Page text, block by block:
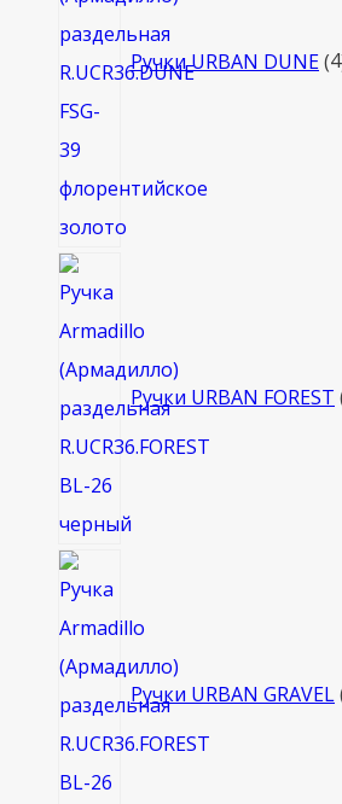
Ручки URBAN DUNE 4
Ручки URBAN FOREST
Ручки URBAN GRAVEL